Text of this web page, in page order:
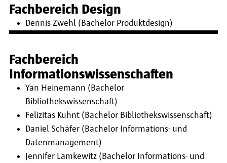
Fachbereich Design
Dennis Zwehl (Bachelor Produktdesign)
Fachbereich
Informationswissenschaften
Yan Heinemann (Bachelor
Bibliothekswissenschaft)
Felizitas Kuhnt (Bachelor Bibliothekswissenschaft)
Daniel Schäfer (Bachelor Informations- und
Datenmanagement)
Jennifer Lamkewitz (Bachelor Informations- und